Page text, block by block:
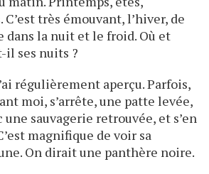
très émouvant, l’hiver, de
dans la nuit et le froid. Où et
il ses nuits ?
régulièrement aperçu. Parfois,
moi, s’arrête, une patte levée,
une sauvagerie retrouvée, et s’en
magnifique de voir sa
On dirait une panthère noire.